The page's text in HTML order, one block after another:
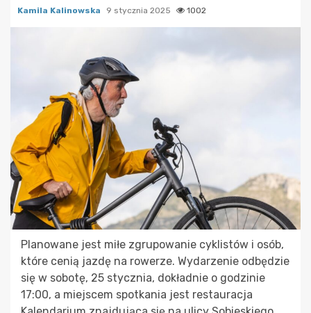
Kamila Kalinowska 9 stycznia 2025 1002
Planowane jest miłe zgrupowanie cyklistów i osób,
które cenią jazdę na rowerze. Wydarzenie odbędzie
się w sobotę, 25 stycznia, dokładnie o godzinie
17:00, a miejscem spotkania jest restauracja